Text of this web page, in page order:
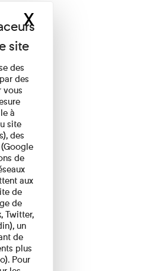
des
des
vous
à
site
des
de
aux
de
de
Twitter,
un
de
plus
Pour
XMasquer le